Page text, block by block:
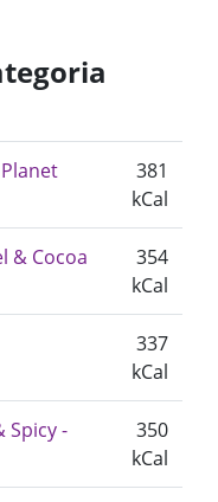
381
kCal
& Cocoa
354
kCal
337
kCal
Spicy -
350
kCal